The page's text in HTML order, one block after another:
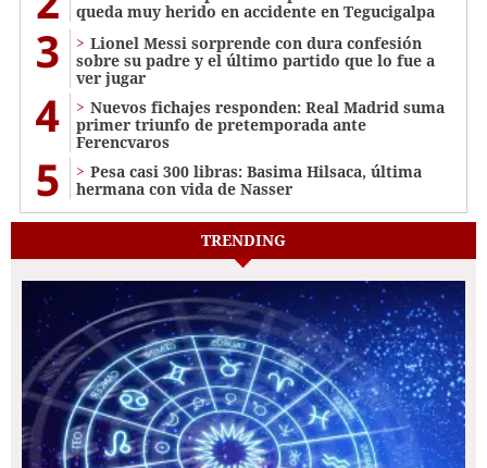
queda muy herido en accidente en Tegucigalpa
3
Lionel Messi sorprende con dura confesión
sobre su padre y el último partido que lo fue a
ver jugar
4
Nuevos fichajes responden: Real Madrid suma
primer triunfo de pretemporada ante
Ferencvaros
5
Pesa casi 300 libras: Basima Hilsaca, última
hermana con vida de Nasser
TRENDING